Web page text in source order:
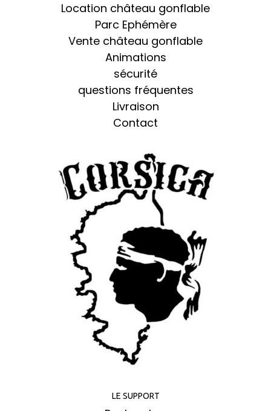
Location château gonflable
Parc Ephémère
Vente château gonflable
Animations
sécurité
questions fréquentes
Livraison
Contact
LE SUPPORT